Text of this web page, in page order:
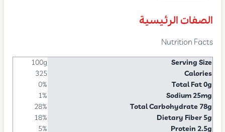
الصفات الرئيسية
Nutrition Facts
Serving Size
100g
Calories
325
Total Fat 0g
0%
Sodium 25mg
1%
Total Carbohydrate 78g
28%
Dietary Fiber 5g
18%
Protein 2.5g
5%